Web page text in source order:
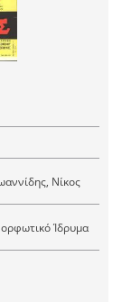
Νίκος
Ίδρυμα